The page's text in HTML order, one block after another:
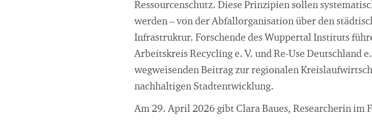
Ressourcenschutz. Diese Prinzipien sollen
werden – von der Abfallorganisation über den
Infrastruktur. Forschende des Wuppertal Instituts
Arbeitskreis Recycling e. V. und Re-Use Deutschland
wegweisenden Beitrag zur regionalen
nachhaltigen Stadtentwicklung.
Am 29. April 2026 gibt Clara Baues, Researcherin im